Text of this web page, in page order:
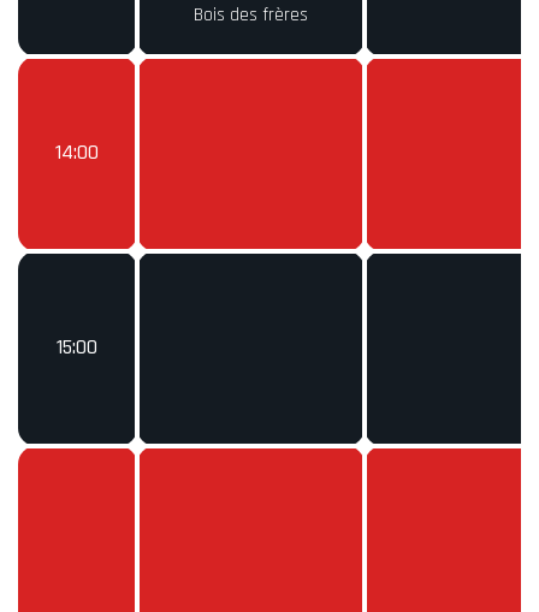
Bois des frères
14:00
15:00